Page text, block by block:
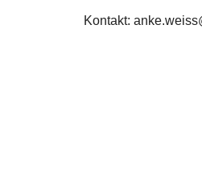
Kontakt: